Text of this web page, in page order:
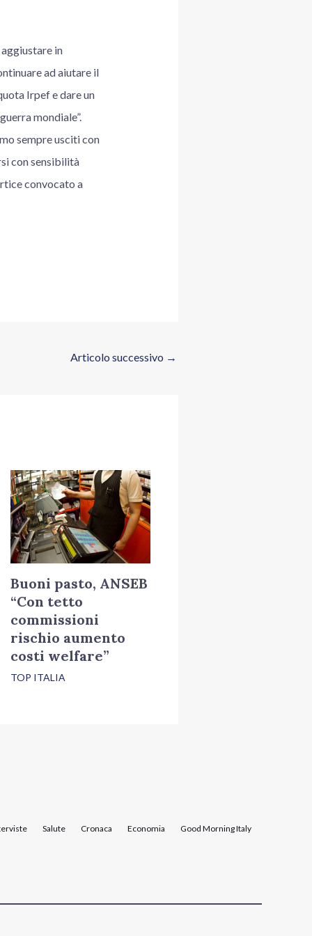
aggiustare in
ad aiutare il
Irpef e dare un
mondiale”.
sempre usciti con
con sensibilità
convocato a
Articolo successivo →
Buoni pasto, ANSEB
“Con tetto
commissioni
rischio aumento
costi welfare”
TOP ITALIA
Salute Cronaca Economia Good Morning Italy